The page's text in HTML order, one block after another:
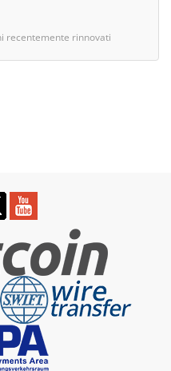
recentemente rinnovati